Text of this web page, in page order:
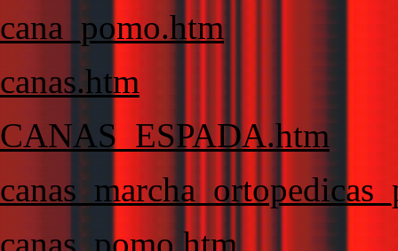
cana_pomo.htm
canas.htm
CANAS_ESPADA.htm